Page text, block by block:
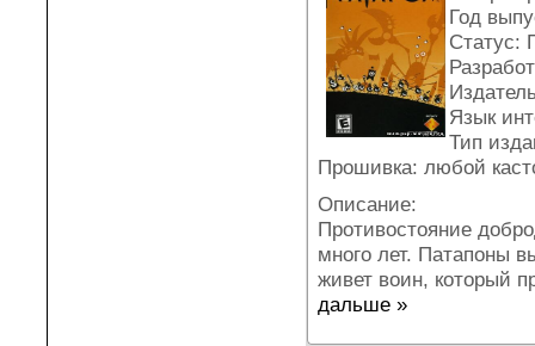
Год
Статус:
Язык
Тип
Прошивка: любой
Описание:
Противостояние
много лет. Патапоны
живет воин, который
дальше »